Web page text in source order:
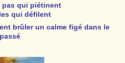
pas qui piétinent
qui défilent
brûler un calme figé dans le
passé